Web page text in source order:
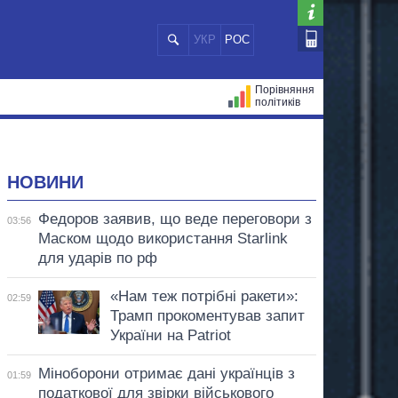
УКР РОС
Порівняння
політиків
НОВИНИ
03:56
Федоров заявив, що веде переговори з
Маском щодо використання Starlink
для ударів по рф
02:59
«Нам теж потрібні ракети»:
Трамп прокоментував запит
України на Patriot
01:59
Міноборони отримає дані українців з
податкової для звірки військового